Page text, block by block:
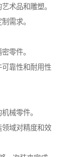
术品和雕塑。
需求。
零件。
靠性和耐用性
械零件。
域对精度和效